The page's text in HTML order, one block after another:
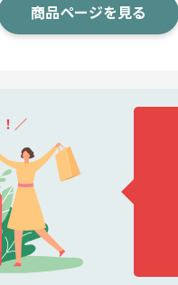
商品ページを見る